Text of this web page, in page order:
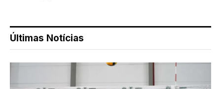
Últimas Notícias